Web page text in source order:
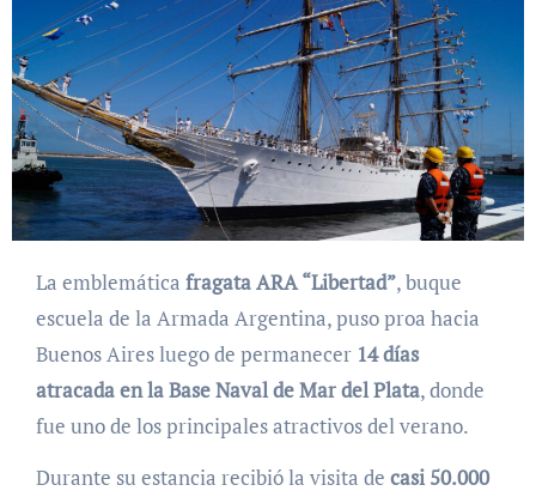
La emblemática fragata ARA “Libertad”, buque
escuela de la Armada Argentina, puso proa hacia
Buenos Aires luego de permanecer 14 días
atracada en la Base Naval de Mar del Plata, donde
fue uno de los principales atractivos del verano.
Durante su estancia recibió la visita de casi 50.000